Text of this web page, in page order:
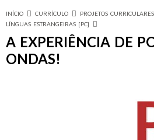
Está aqui
INÍCIO CURRÍCULO
PROJETOS CURRICULARES
LÍNGUAS ESTRANGEIRAS [PC]
A EXPERIÊNCIA DE
ONDAS!